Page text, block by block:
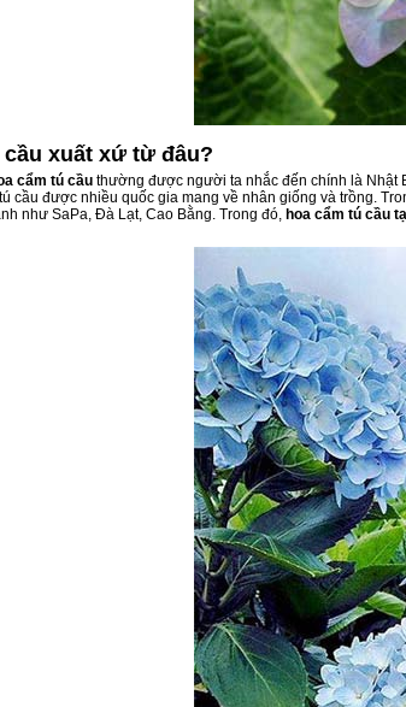
cầu xuất xứ từ đâu?
cẩm tú cầu thường được người ta nhắc đến chính là Nhật
cầu được nhiều quốc gia mang về nhân giống và trồng.
như SaPa, Đà Lạt, Cao Bằng. Trong đó, hoa cẩm tú cầu